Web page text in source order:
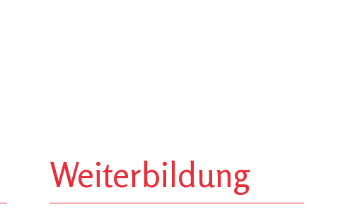
Weiterbildung